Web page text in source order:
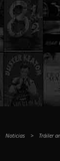
Noticias >
Tráiler